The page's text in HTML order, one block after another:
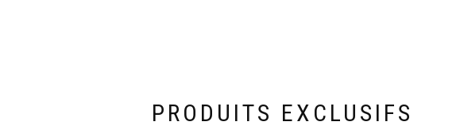
PRODUITS EXCLUSIFS